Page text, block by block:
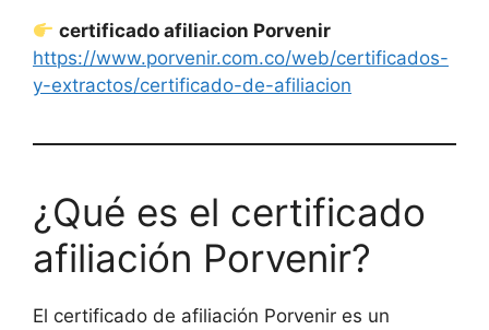
certificado afiliacion Porvenir
https://www.porvenir.com.co/web/certificados-
y-extractos/certificado-de-afiliacion
¿Qué es el certificado
afiliación Porvenir?
El certificado de afiliación Porvenir es un